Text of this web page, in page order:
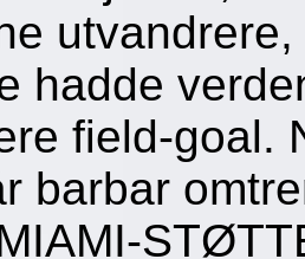
hadde
field-goal.
barbar